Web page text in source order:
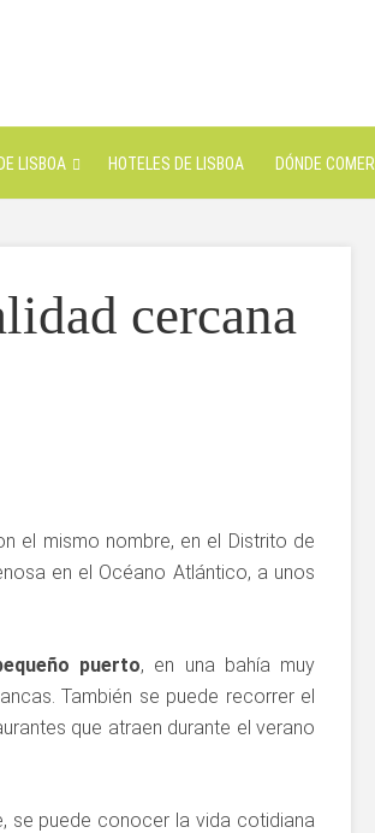
LISBOA HOTELES DE LISBOA DÓNDE COMER
cercana
el mismo nombre, en el Distrito de
en el Océano Atlántico, a unos
puerto, en una bahía muy
También se puede recorrer el
que atraen durante el verano
se puede conocer la vida cotidiana